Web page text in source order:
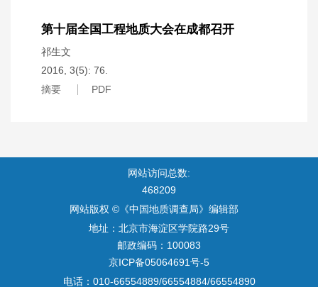
第十届全国工程地质大会在成都召开
祁生文
2016, 3(5): 76.
摘要
PDF
网站访问总数:
468209
网站版权 ©《中国地质调查局》编辑部
地址：北京市海淀区学院路29号
邮政编码：100083
京ICP备05064691号-5
电话：010-66554889/66554884/66554890